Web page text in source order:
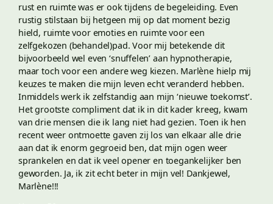
rust en ruimte was er ook tijdens de begeleiding. Even
rustig stilstaan bij hetgeen mij op dat moment bezig
hield, ruimte voor emoties en ruimte voor een
zelfgekozen (behandel)pad. Voor mij betekende dit
bijvoorbeeld wel even ‘snuffelen’ aan hypnotherapie,
maar toch voor een andere weg kiezen. Marlène hielp mij
keuzes te maken die mijn leven echt veranderd hebben.
Inmiddels werk ik zelfstandig aan mijn ‘nieuwe toekomst’.
Het grootste compliment dat ik in dit kader kreeg, kwam
van drie mensen die ik lang niet had gezien. Toen ik hen
recent weer ontmoette gaven zij los van elkaar alle drie
aan dat ik enorm gegroeid ben, dat mijn ogen weer
sprankelen en dat ik veel opener en toegankelijker ben
geworden. Ja, ik zit echt beter in mijn vel! Dankjewel,
Marlène!!!